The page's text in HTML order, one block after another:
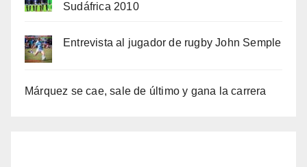
Sudáfrica 2010
Entrevista al jugador de rugby John Semple
Márquez se cae, sale de último y gana la carrera